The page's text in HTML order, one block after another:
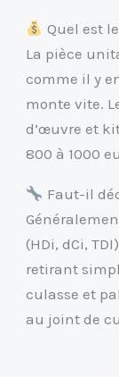
Quel est
La pièce
comme il y
monte vite.
d’œuvre et
800 à 1000
Faut-il
(HDi, dCi,
retirant
culasse et
au joint de